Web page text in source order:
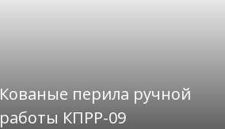
Кованые перила ручной
работы КПРР-09